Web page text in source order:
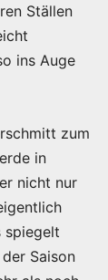
Ställen
ins Auge
zum
in
nicht nur
spiegelt
Saison